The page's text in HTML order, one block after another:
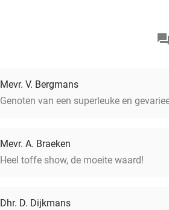
Mevr. V. Bergmans
Genoten van een superleuke en
Mevr. A. Braeken
Heel toffe show, de moeite waard!
Dhr. D. Dijkmans